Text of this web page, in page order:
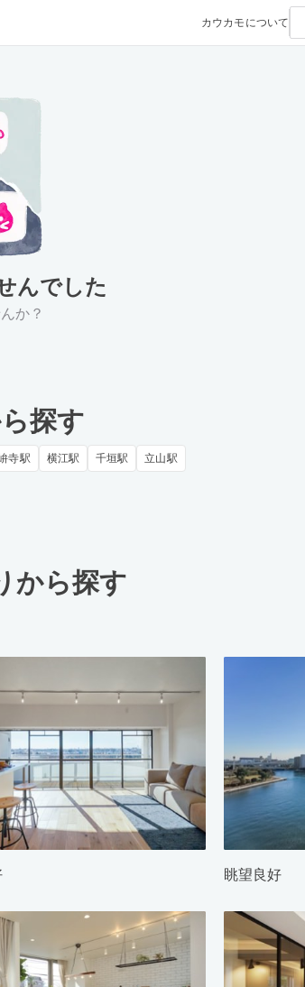
カウカモについて
んでした
か？
探す
寺駅 横江駅 千垣駅 立山駅
から探す
眺望良好